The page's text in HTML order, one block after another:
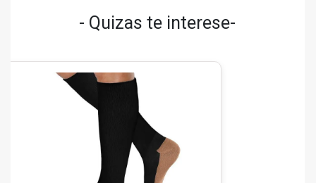
- Quizas te interese-